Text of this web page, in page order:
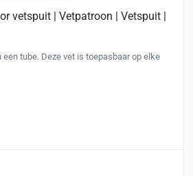
vetspuit | Vetpatroon | Vetspuit |
een tube. Deze vet is toepasbaar op elke